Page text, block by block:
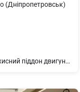
(Дніпропетровськ)
Додаткове обладнання: Додатковий захисний піддон двигуна Кермо 3-спицеве шкіряне з підігрівом Бампери у колір кузова Підігрів передніх сидінь Дзеркало внутрішнє з автом. затемненням безрамне Декор алюміній матовий шліфований Сонцезахисні козирки для водія і переднього пасажира, розсувні. Підлокітник централ. передній комфортний Захист від пилу додатковий Дзеркала з пам’яттю і автом. затемненням з обох боків, електричним налаштуванням, підігрівом та складанням. Клімат-контроль 4-зональний Audi virtual cockpit plus Світлодіодне освітлення зони посадки Подовжена гарантія додатково 2 роки або 120 000 км Органи управління глянцево-чорні Мікрофібра Dinamica Frequenz/Шкіра з тисненням S. Система попередж. про зміну смуги руху вкл. Audi pre sense rear, асистент безпечного виходу та асистент виїзду заднім ходом. Пакет-асистент Паркування вкл. камери кругового огляду. Комфортний ключ з сенсорним відмиканням кришки багажника Сидіння передні з пам’яттю та з електрорегулюванням; з функцією пам’яті для обох передніх сидінь. Світлодіодні матричні фари Фонова підсвітка plus Диски 5 W-подібних спиць 10Jx21 сірий графіт, поліровані, шини 285/45 R21. Засклення акустичне бічних вікон Спортивний пакет S line Пакет Бізнес - сервопривід зачинення дверей - Audi smartphone interface - Audi phone box light - рульова колонка з електроприводом регулювання - відсутність позначень моделі, технології на потужності на багажнику - 2 роз’єми USB-С з можливістю заряджання у задній частині салону, 2 роз’єми USB-С у 1-му ряді сидінь - шторка сонцезахисна з електроприводом для задніх бокових вікон, з ручним приводом для заднього скла